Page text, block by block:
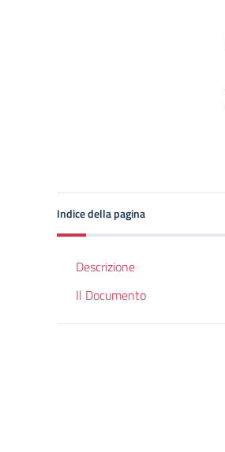
Indice della pagina
Descrizione
Il Documento